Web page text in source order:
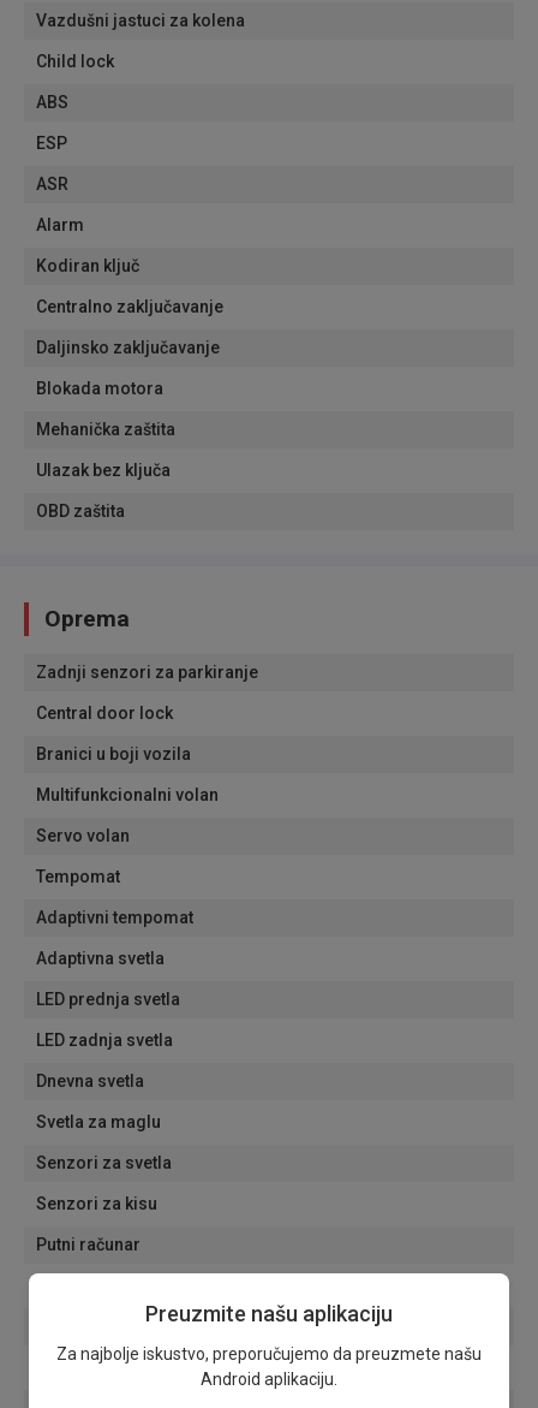
Vazdušni jastuci za kolena
Child lock
ABS
ESP
ASR
Alarm
Kodiran ključ
Centralno zaključavanje
Daljinsko zaključavanje
Blokada motora
Mehanička zaštita
Ulazak bez ključa
OBD zaštita
Oprema
Zadnji senzori za parkiranje
Central door lock
Branici u boji vozila
Multifunkcionalni volan
Servo volan
Tempomat
Adaptivni tempomat
Adaptivna svetla
LED prednja svetla
LED zadnja svetla
Dnevna svetla
Svetla za maglu
Senzori za svetla
Senzori za kisu
Putni računar
Elektro sklopivi retrovizori
Električni retrovizori
Preuzmite našu aplikaciju
Za najbolje iskustvo, preporučujemo da preuzmete našu
Android aplikaciju.